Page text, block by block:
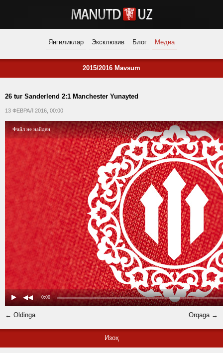
Янгиликлар Эксклюзив Блог Медиа
2015/2016 Mavsum
26 tur Sanderlend 2:1 Manchester Yunayted
13 ФЕВРАЛ 2016, 00:00
← Oldinga Orqaga →
Изоҳ